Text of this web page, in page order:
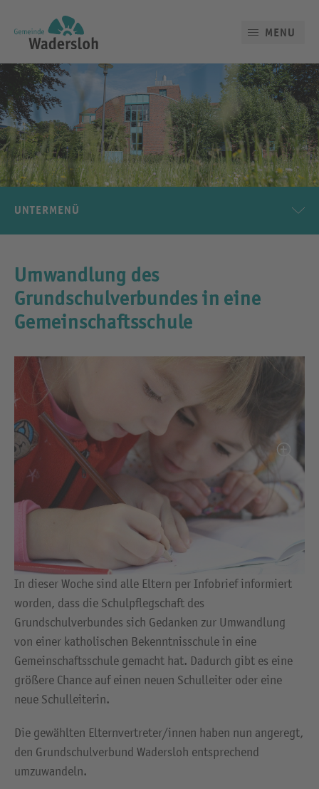
MENU
UNTERMENÜ
Umwandlung des
Grundschulverbundes in eine
Gemeinschaftsschule
In dieser Woche sind alle Eltern per Infobrief informiert
worden, dass die Schulpflegschaft des
Grundschulverbundes sich Gedanken zur Umwandlung
von einer katholischen Bekenntnisschule in eine
Gemeinschaftsschule gemacht hat. Dadurch gibt es eine
größere Chance auf einen neuen Schulleiter oder eine
neue Schulleiterin.
Die gewählten Elternvertreter/innen haben nun angeregt,
den Grundschulverbund Wadersloh entsprechend
umzuwandeln.